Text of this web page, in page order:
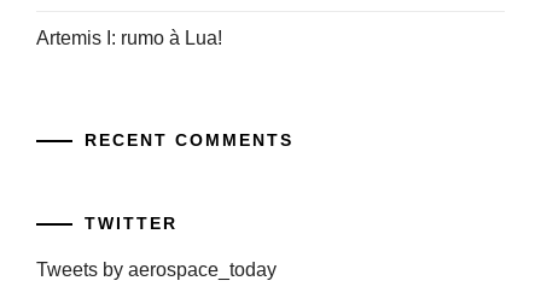
Artemis I: rumo à Lua!
RECENT COMMENTS
TWITTER
Tweets by aerospace_today